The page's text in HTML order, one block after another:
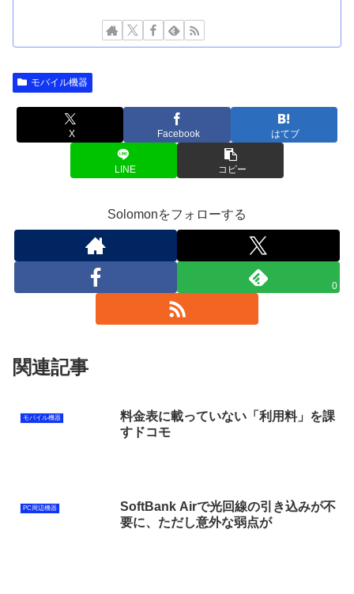
モバイル機器
X Facebook はてブ
LINE コピー
Solomonをフォローする
0
関連記事
モバイル機器
料金表に載っていない「利用料」を課
すドコモ
PC周辺機器
SoftBank Airで光回線の引き込みが不
要に、ただし意外な弱点が